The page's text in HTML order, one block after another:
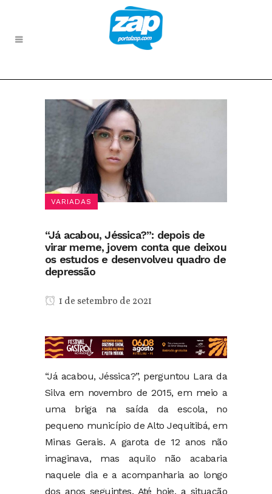
VARIADAS
“Já acabou, Jéssica?”: depois de
virar meme, jovem conta que deixou
os estudos e desenvolveu quadro de
depressão
1 de setembro de 2021
“Já acabou, Jéssica?”, perguntou Lara da
Silva em novembro de 2015, em meio a
uma briga na saída da escola, no
pequeno município de Alto Jequitibá, em
Minas Gerais. A garota de 12 anos não
imaginava, mas aquilo não acabaria
naquele dia e a acompanharia ao longo
dos anos seguintes. Até hoje, a situação